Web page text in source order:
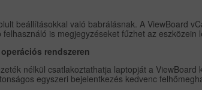
beállításokkal való babrálásnak. A ViewBoard
is megjegyzéseket fűzhet az
rendszeren
nélkül csatlakoztathatja laptopját a
egyszeri bejelentkezés kedvenc